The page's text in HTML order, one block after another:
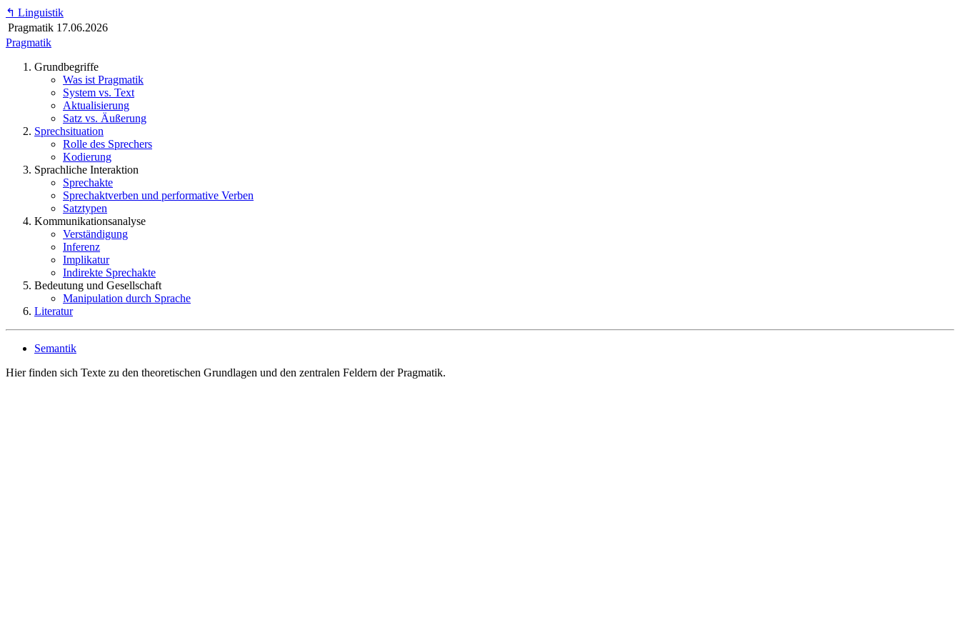
↰ Linguistik
Pragmatik 17.06.2026
Pragmatik
Grundbegriffe
Was ist Pragmatik
System vs. Text
Aktualisierung
Satz vs. Äußerung
Sprechsituation
Rolle des Sprechers
Kodierung
Sprachliche Interaktion
Sprechakte
Sprechaktverben und performative Verben
Satztypen
Kommunikationsanalyse
Verständigung
Inferenz
Implikatur
Indirekte Sprechakte
Bedeutung und Gesellschaft
Manipulation durch Sprache
Literatur
Semantik
Hier finden sich Texte zu den theoretischen Grundlagen und den zentralen Feldern der Pragmatik.